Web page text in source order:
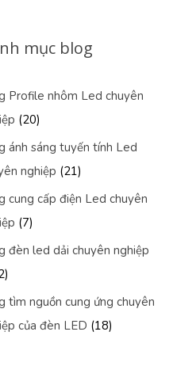
mục blog
Profile nhôm Led chuyên
(20)
ánh sáng tuyến tính Led
nghiệp (21)
cung cấp điện Led chuyên
(7)
đèn led dải chuyên nghiệp
tìm nguồn cung ứng chuyên
của đèn LED (18)